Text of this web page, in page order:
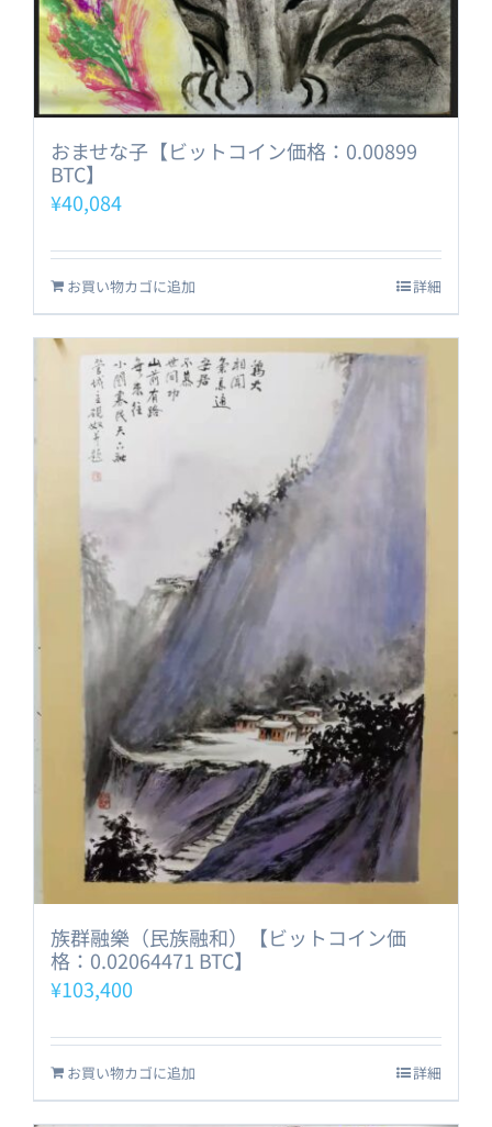
おませな子【ビットコイン価格：0.00899
BTC】
¥40,084
お買い物カゴに追加 詳細
族群融樂（民族融和）【ビットコイン価
格：0.02064471 BTC】
¥103,400
お買い物カゴに追加 詳細